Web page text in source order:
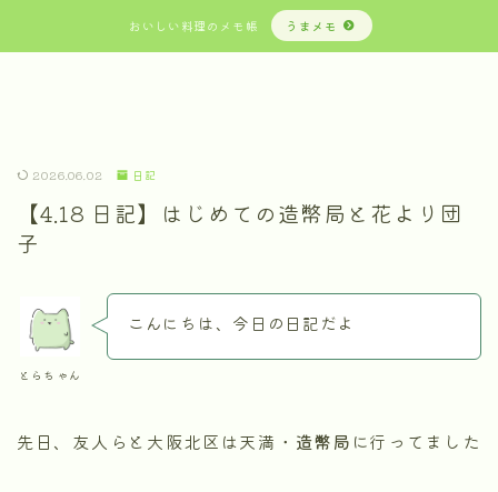
おいしい料理のメモ帳 うまメモ
2026.06.02 日記
【4.18 日記】はじめての造幣局と花より団
子
とらちゃん
こんにちは、今日の日記だよ
先日、友人らと大阪北区は天満・ 造幣局 に行ってました